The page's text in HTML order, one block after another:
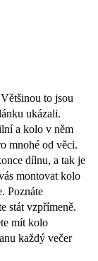
to jsou
ukázali.
a kolo v něm
mnohé od věci.
dílnu, a tak je
montovat kolo
Poznáte
stát vzpřímeně.
mít kolo
každý večer